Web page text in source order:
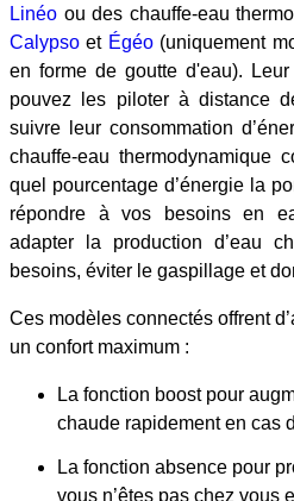
Linéo ou des chauffe-eau
Calypso et Égéo(uniquement
en forme de goutte d'eau).
pouvez les piloter à distance
suivre leur consommation
chauffe-eau thermodynamique
quel pourcentage d’énergie la
répondre à vos besoins en
adapter la production d’eau
besoins, éviter le gaspillage et
Ces modèles connectés offrent
un confort maximum :
La fonction boost pour
chaude rapidement en cas
La fonction absence pour
vous n’êtes pas chez vous